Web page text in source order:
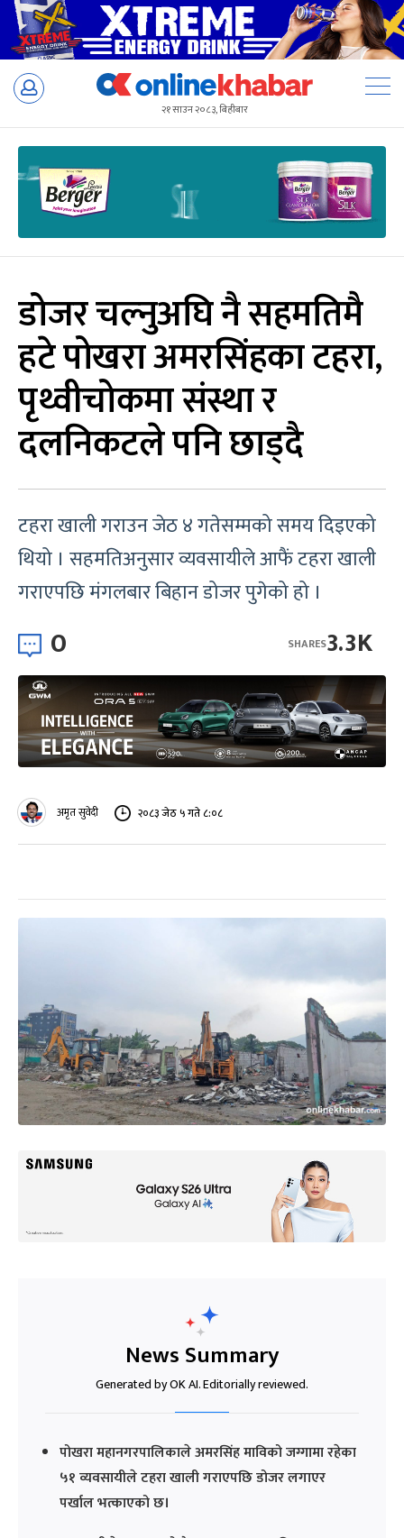
Skip
२१ साउन २०८३, बिहीबार
डोजर चल्नुअघि नै सहमतिमै
हटे पोखरा अमरसिंहका टहरा,
पृथ्वीचोकमा संस्था र
दलनिकटले पनि छाड्दै
टहरा खाली गराउन जेठ ४ गतेसम्मको समय दिइएको
थियो । सहमतिअनुसार व्यवसायीले आफैं टहरा खाली
गराएपछि मंगलबार बिहान डोजर पुगेको हो ।
0 3.3K
SHARES
अमृत सुवेदी २०८३ जेठ ५ गते ८:०८
News Summary
Generated by OK AI. Editorially reviewed.
पोखरा महानगरपालिकाले अमरसिंह माविको जग्गामा रहेका
५१ व्यवसायीले टहरा खाली गराएपछि डोजर लगाएर
पर्खाल भत्काएको छ।